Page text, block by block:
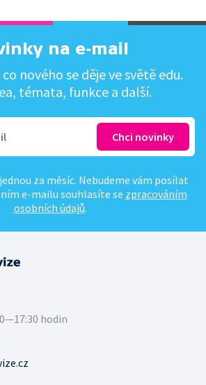
na e-mail
nového se děje ve světě edu.
témata, funkce a další.
za měsíc. Nebudeme vám posílat
e-mailu souhlasíte se zpracováním
osobních údajů.